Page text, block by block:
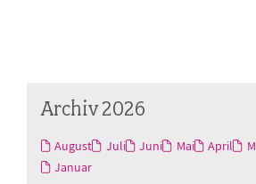
Archiv 2026
August Juli Juni Mai April
Januar